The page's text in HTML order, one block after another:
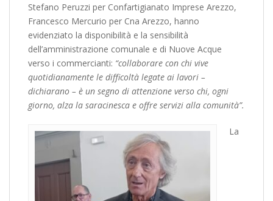
Stefano Peruzzi per Confartigianato Imprese Arezzo,
Francesco Mercurio per Cna Arezzo, hanno
evidenziato la disponibilità e la sensibilità
dell’amministrazione comunale e di Nuove Acque
verso i commercianti: “collaborare con chi vive
quotidianamente le difficoltà legate ai lavori –
dichiarano – è un segno di attenzione verso chi, ogni
giorno, alza la saracinesca e offre servizi alla comunità”.
La